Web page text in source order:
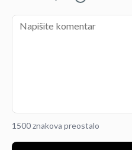
1500 znakova preostalo